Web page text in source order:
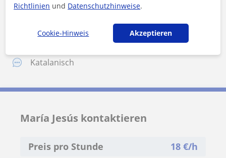
Englisch
Katalanisch
María Jesús kontaktieren
Preis pro Stunde 18€/h
Richtlinien und Datenschutzhinweise.
Cookie-Hinweis Akzeptieren